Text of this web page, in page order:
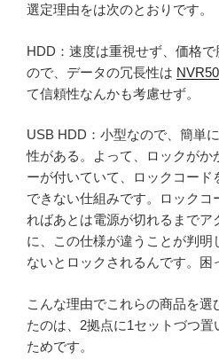
選定理由をは次のとおりです。
HDD：速度は重視せず、価格
ので、データの冗長性は
て信頼性なんかも考慮せず。
USB HDD：小型なので、簡単
性がある。よって、ロックがか
ーが付いていて、ロックコード
できない仕組みです。ロックコ
ればあとは電源が切れるまでア
に、この仕様が違うことが判明
ないとロックされるんです。困
こんな理由でこれらの商品を選
たのは、2拠点に1セットづつ
ためです。